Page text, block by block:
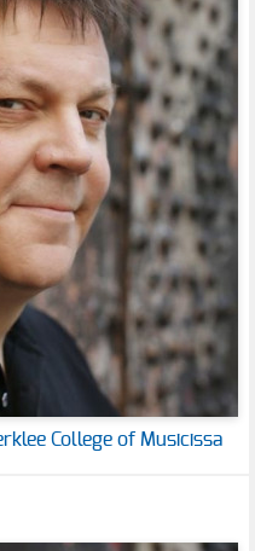
College of Musicissa